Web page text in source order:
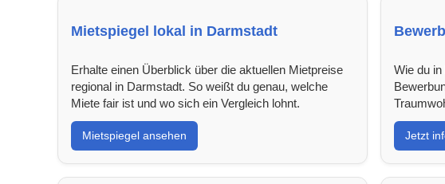
Mietspiegel lokal in Darmstadt
Erhalte einen Überblick über die aktuellen Mietpreise
regional in Darmstadt. So weißt du genau, welche
Miete fair ist und wo sich ein Vergleich lohnt.
Mietspiegel ansehen
Wie du
Jetzt